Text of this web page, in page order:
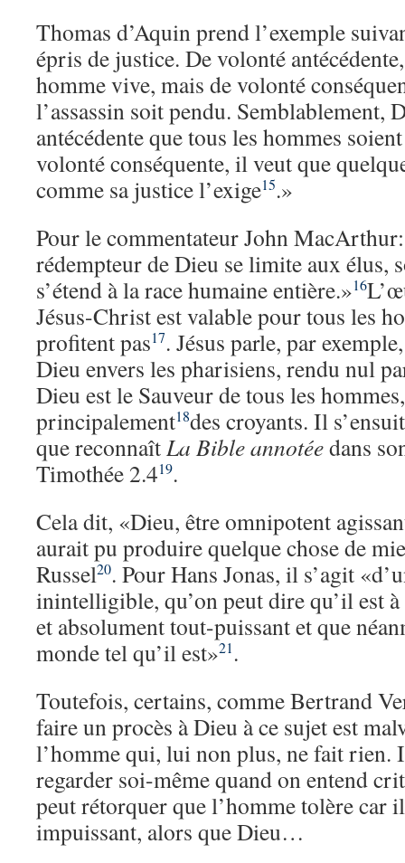
Thomas d’Aquin prend l’exemple
épris de justice. De volonté
homme vive, mais de volonté
l’assassin soit pendu. Semblablement,
antécédente que tous les hommes
volonté conséquente, il veut que
comme sa justice l’exige15.»
Pour le commentateur John
rédempteur de Dieu se limite aux élus,
s’étend à la race humaine entière.»16
Jésus-Christ est valable pour tous les
profitent pas17. Jésus parle, par
Dieu envers les pharisiens, rendu nul
Dieu est le Sauveur de tous les
principalement18des croyants. Il
que reconnaîtLa Bible annotéedans
Timothée 2.419.
Cela dit, «Dieu, être omnipotent
aurait pu produire quelque chose de
Russel20. Pour Hans Jonas, il s’agit
inintelligible, qu’on peut dire qu’il est
et absolument tout-puissant et que
monde tel qu’il est»21 .
Toutefois, certains, comme Bertrand
faire un procès à Dieu à ce sujet est
l’homme qui, lui non plus, ne fait rien.
regarder soi-même quand on entend
peut rétorquer que l’homme tolère car
impuissant, alors que Dieu…